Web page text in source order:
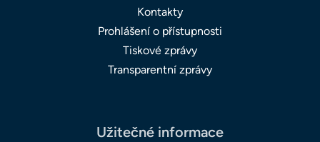
Kontakty
Prohlášení o přístupnosti
Tiskové zprávy
Transparentní zprávy
Užitečné informace